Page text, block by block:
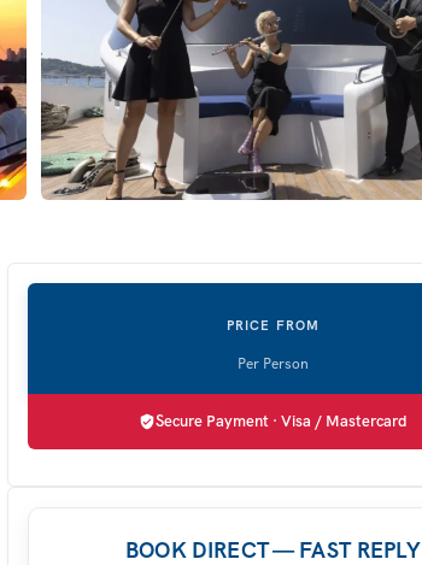
Secure Payment · Visa / Mastercard
BOOK DIRECT — FAST REPLY